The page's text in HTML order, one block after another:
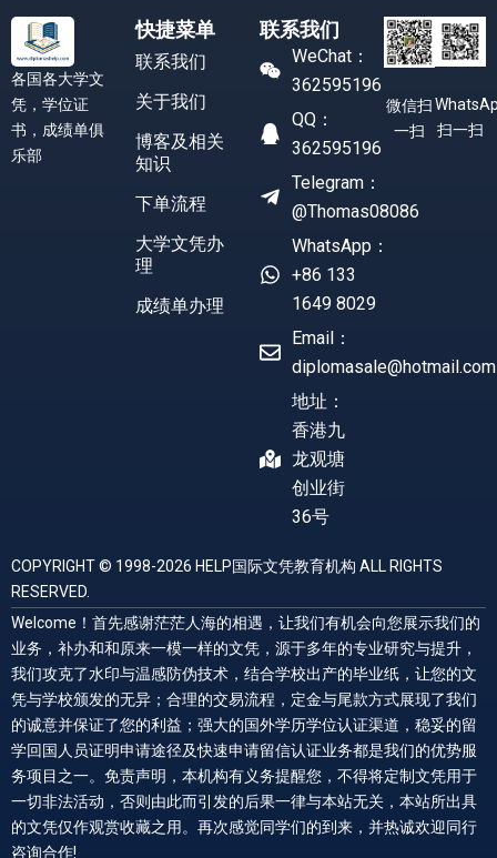
各国各大学文
凭，学位证
书，成绩单俱
乐部
快捷菜单
联系我们
关于我们
博客及相关
知识
下单流程
大学文凭办
理
成绩单办理
联系我们
WeChat：
362595196
QQ：
362595196
Telegram：
@Thomas08086
WhatsApp：
+86 133
1649 8029
Email：
diplomasale@hotmail.com
地址：
香港九
龙观塘
创业街
36号
微信扫
一扫
扫一扫
COPYRIGHT © 1998-2026 HELP国际文凭教育机构 ALL RIGHTS
RESERVED.
Welcome！首先感谢茫茫人海的相遇，让我们有机会向您展示我们的
业务，补办和和原来一模一样的文凭，源于多年的专业研究与提升，
我们攻克了水印与温感防伪技术，结合学校出产的毕业纸，让您的文
凭与学校颁发的无异；合理的交易流程，定金与尾款方式展现了我们
的诚意并保证了您的利益；强大的国外学历学位认证渠道，稳妥的留
学回国人员证明申请途径及快速申请留信认证业务都是我们的优势服
务项目之一。免责声明，本机构有义务提醒您，不得将定制文凭用于
一切非法活动，否则由此而引发的后果一律与本站无关，本站所出具
的文凭仅作观赏收藏之用。再次感觉同学们的到来，并热诚欢迎同行
咨询合作!